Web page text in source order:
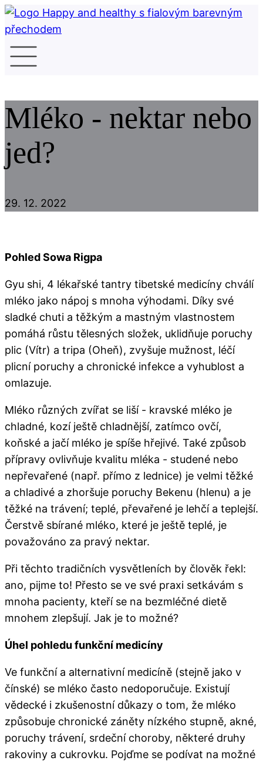
Mléko - nektar nebo
jed?
29. 12. 2022
Pohled Sowa Rigpa
Gyu shi, 4 lékařské tantry tibetské medicíny chválí
mléko jako nápoj s mnoha výhodami. Díky své
sladké chuti a těžkým a mastným vlastnostem
pomáhá růstu tělesných složek, uklidňuje poruchy
plic (Vítr) a tripa (Oheň), zvyšuje mužnost, léčí
plicní poruchy a chronické infekce a vyhublost a
omlazuje.
Mléko různých zvířat se liší - kravské mléko je
chladné, kozí ještě chladnější, zatímco ovčí,
koňské a jačí mléko je spíše hřejivé. Také způsob
přípravy ovlivňuje kvalitu mléka - studené nebo
nepřevařené (např. přímo z lednice) je velmi těžké
a chladivé a zhoršuje poruchy Bekenu (hlenu) a je
těžké na trávení; teplé, převařené je lehčí a teplejší.
Čerstvě sbírané mléko, které je ještě teplé, je
považováno za pravý nektar.
Při těchto tradičních vysvětleních by člověk řekl:
ano, pijme to! Přesto se ve své praxi setkávám s
mnoha pacienty, kteří se na bezmléčné dietě
mnohem zlepšují. Jak je to možné?
Úhel pohledu funkční medicíny
Ve funkční a alternativní medicíně (stejně jako v
čínské) se mléko často nedoporučuje. Existují
vědecké i zkušenostní důkazy o tom, že mléko
způsobuje chronické záněty nízkého stupně, akné,
poruchy trávení, srdeční choroby, některé druhy
rakoviny a cukrovku. Pojďme se podívat na možné